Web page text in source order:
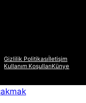
Gizlilik Politikasıİletişim
Kullanım KoşullarıKünye